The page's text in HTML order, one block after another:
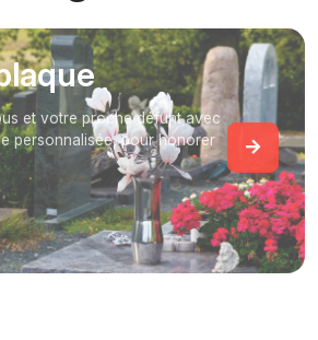
et votre proche défunt avec
personnalisée, pour honorer